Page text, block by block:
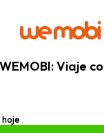
Viaje
hoje